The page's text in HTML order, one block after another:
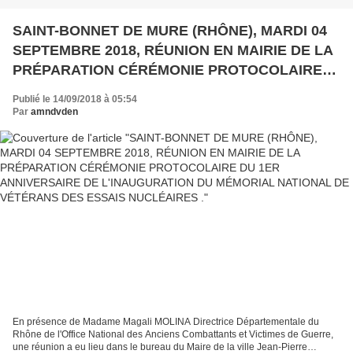
SAINT-BONNET DE MURE (RHÔNE), MARDI 04
SEPTEMBRE 2018, RÉUNION EN MAIRIE DE LA
PRÉPARATION CÉRÉMONIE PROTOCOLAIRE
DU MÉMORIAL NATIONAL DE VÉTÉRANS DES
Publié le 14/09/2018 à 05:54
Par amndvden
En présence de Madame Magali MOLINA Directrice Départementale du
Rhône de l'Office National des Anciens Combattants et Victimes de Guerre,
une réunion a eu lieu dans le bureau du Maire de la ville Jean-Pierre